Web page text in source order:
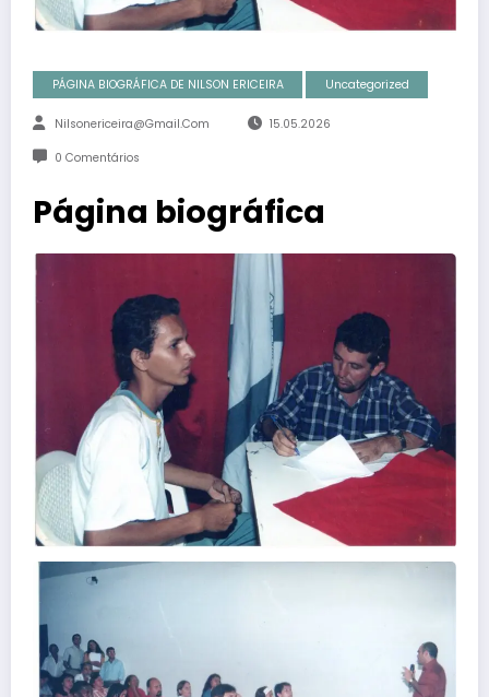
PÁGINA BIOGRÁFICA DE NILSON ERICEIRA Uncategorized
Nilsonericeira@gmail.com 15.05.2026
0 Comentários
Página biográfica